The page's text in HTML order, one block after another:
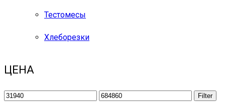
Тестомесы
Хлеборезки
ЦЕНА
Filter